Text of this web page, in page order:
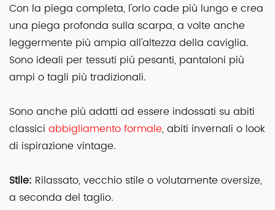
Con la piega completa, l'orlo cade più lungo e crea
una piega profonda sulla scarpa, a volte anche
leggermente più ampia all'altezza della caviglia.
Sono ideali per tessuti più pesanti, pantaloni più
ampi o tagli più tradizionali.
Sono anche più adatti ad essere indossati su abiti
classici abbigliamento formale, abiti invernali o look
di ispirazione vintage.
Stile: Rilassato, vecchio stile o volutamente oversize,
a seconda del taglio.